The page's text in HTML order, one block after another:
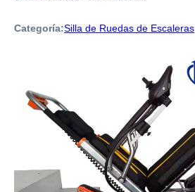
Categoría:Silla de Ruedas de Escaleras